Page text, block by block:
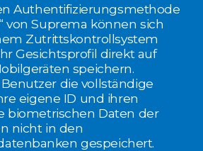
Authentifizierungsmethode
von Suprema können sich
Zutrittskontrollsystem
Gesichtsprofil direkt auf
speichern.
die vollständige
eigene ID und ihren
biometrischen Daten der
nicht in den
gespeichert.